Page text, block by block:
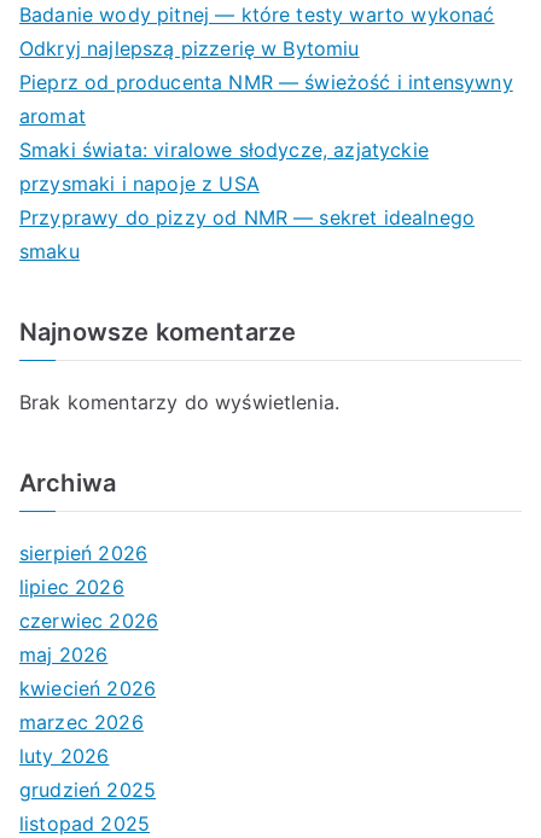
Badanie wody pitnej — które testy warto wykonać
Odkryj najlepszą pizzerię w Bytomiu
Pieprz od producenta NMR — świeżość i intensywny
aromat
Smaki świata: viralowe słodycze, azjatyckie
przysmaki i napoje z USA
Przyprawy do pizzy od NMR — sekret idealnego
smaku
Najnowsze komentarze
Brak komentarzy do wyświetlenia.
Archiwa
sierpień 2026
lipiec 2026
czerwiec 2026
maj 2026
kwiecień 2026
marzec 2026
luty 2026
grudzień 2025
listopad 2025